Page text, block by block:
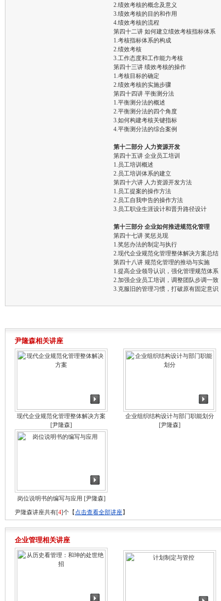
2.绩效考核的概念及意义
3.绩效考核的目的和作用
4.绩效考核的流程
第四十二讲 如何建立绩效考核指标体系
1.考核指标体系的构成
2.绩效考核
3.工作态度和工作能力考核
第四十三讲 绩效考核的操作
1.考核目标的确定
2.绩效考核的实施步骤
第四十四讲 平衡测分法
1.平衡测分法的概述
2.平衡测分法的四个角度
3.如何构建考核关键指标
4.平衡测分法的综合案例
第十二部分 人力资源开发
第四十五讲 企业员工培训
1.员工培训概述
2.员工培训体系的建立
第四十六讲 人力资源开发方法
1.员工提案的操作方法
2.员工自我申告的操作方法
3.员工职业生涯设计和晋升路径设计
第十三部分 企业如何推进规范化管理
第四十七讲 奖惩兑现
1.奖惩办法的制定与执行
2.现代企业规范化管理整体解决方案总结
第四十八讲 规范化管理的推动与实施
1.提高企业领导认识，强化管理规范体系
2.加强企业员工培训，调整团队步调一致
3.克服旧的管理习惯，打破原有固定意识
尹隆森相关讲座
现代企业规范化管理整体解决方案
[尹隆森]
企业组织结构设计与部门职能划分
[尹隆森]
岗位说明书的编写与应用 [尹隆森]
尹隆森讲座共有[4]个【 点击查看全部讲座】
企业管理相关讲座